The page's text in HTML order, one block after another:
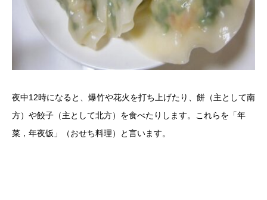
夜中12時になると、爆竹や花火を打ち上げたり、餅（主として南
方）や餃子（主として北方）を食べたりします。これらを「年
菜，年夜饭」（おせち料理）と言います。